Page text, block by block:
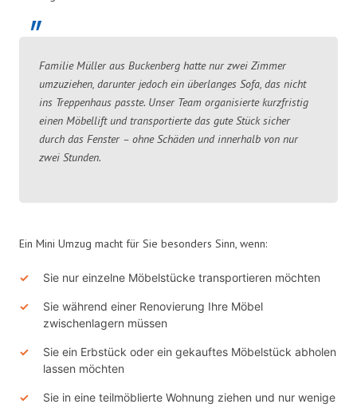
Familie Müller aus Buckenberg hatte nur zwei Zimmer
umzuziehen, darunter jedoch ein überlanges Sofa, das nicht
ins Treppenhaus passte. Unser Team organisierte kurzfristig
einen Möbellift und transportierte das gute Stück sicher
durch das Fenster – ohne Schäden und innerhalb von nur
zwei Stunden.
Ein Mini Umzug macht für Sie besonders Sinn, wenn:
Sie nur einzelne Möbelstücke transportieren möchten
Sie während einer Renovierung Ihre Möbel
zwischenlagern müssen
Sie ein Erbstück oder ein gekauftes Möbelstück abholen
lassen möchten
Sie in eine teilmöblierte Wohnung ziehen und nur wenige